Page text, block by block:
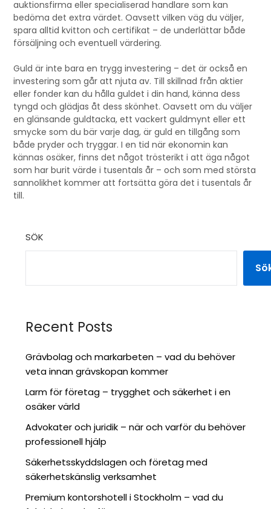
auktionsfirma eller specialiserad handlare som kan
bedöma det extra värdet. Oavsett vilken väg du väljer,
spara alltid kvitton och certifikat – de underlättar både
försäljning och eventuell värdering.
Guld är inte bara en trygg investering – det är också en
investering som går att njuta av. Till skillnad från aktier
eller fonder kan du hålla guldet i din hand, känna dess
tyngd och glädjas åt dess skönhet. Oavsett om du väljer
en glänsande guldtacka, ett vackert guldmynt eller ett
smycke som du bär varje dag, är guld en tillgång som
både pryder och tryggar. I en tid när ekonomin kan
kännas osäker, finns det något trösterikt i att äga något
som har burit värde i tusentals år – och som med största
sannolikhet kommer att fortsätta göra det i tusentals år
till.
SÖK
Recent Posts
Grävbolag och markarbeten – vad du behöver
veta innan grävskopan kommer
Larm för företag – trygghet och säkerhet i en
osäker värld
Advokater och juridik – när och varför du behöver
professionell hjälp
Säkerhetsskyddslagen och företag med
säkerhetskänslig verksamhet
Premium kontorshotell i Stockholm – vad du